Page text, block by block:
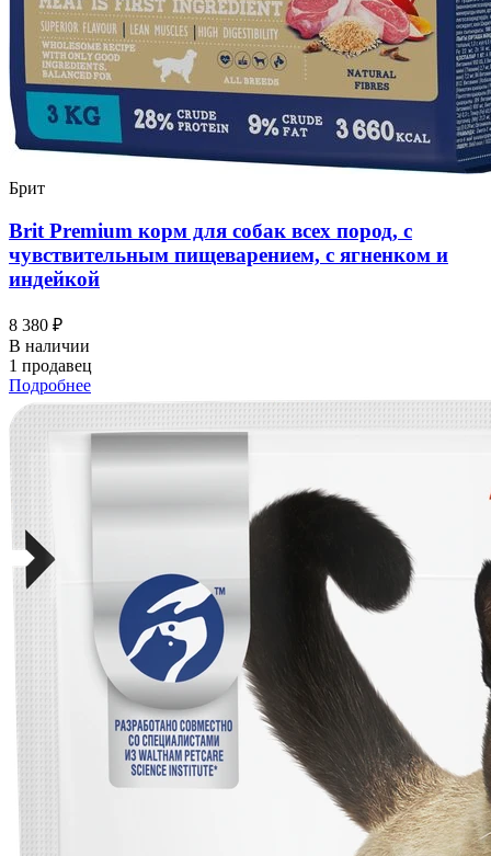
Брит
Brit Premium корм для собак всех пород, с
чувствительным пищеварением, с ягненком и
индейкой
8 380 ₽
В наличии
1 продавец
Подробнее